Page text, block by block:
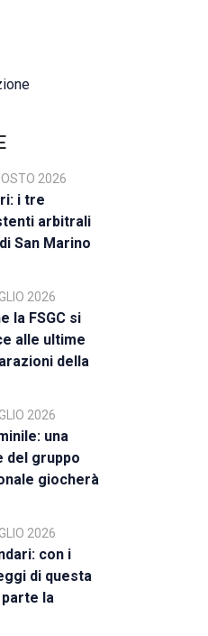
2026
i tre
arbitrali
San Marino
della CAN
2026
la FSGC si
alle ultime
della
2026
una
del gruppo
giocherà
2026
con i
di questa
la
2026-27